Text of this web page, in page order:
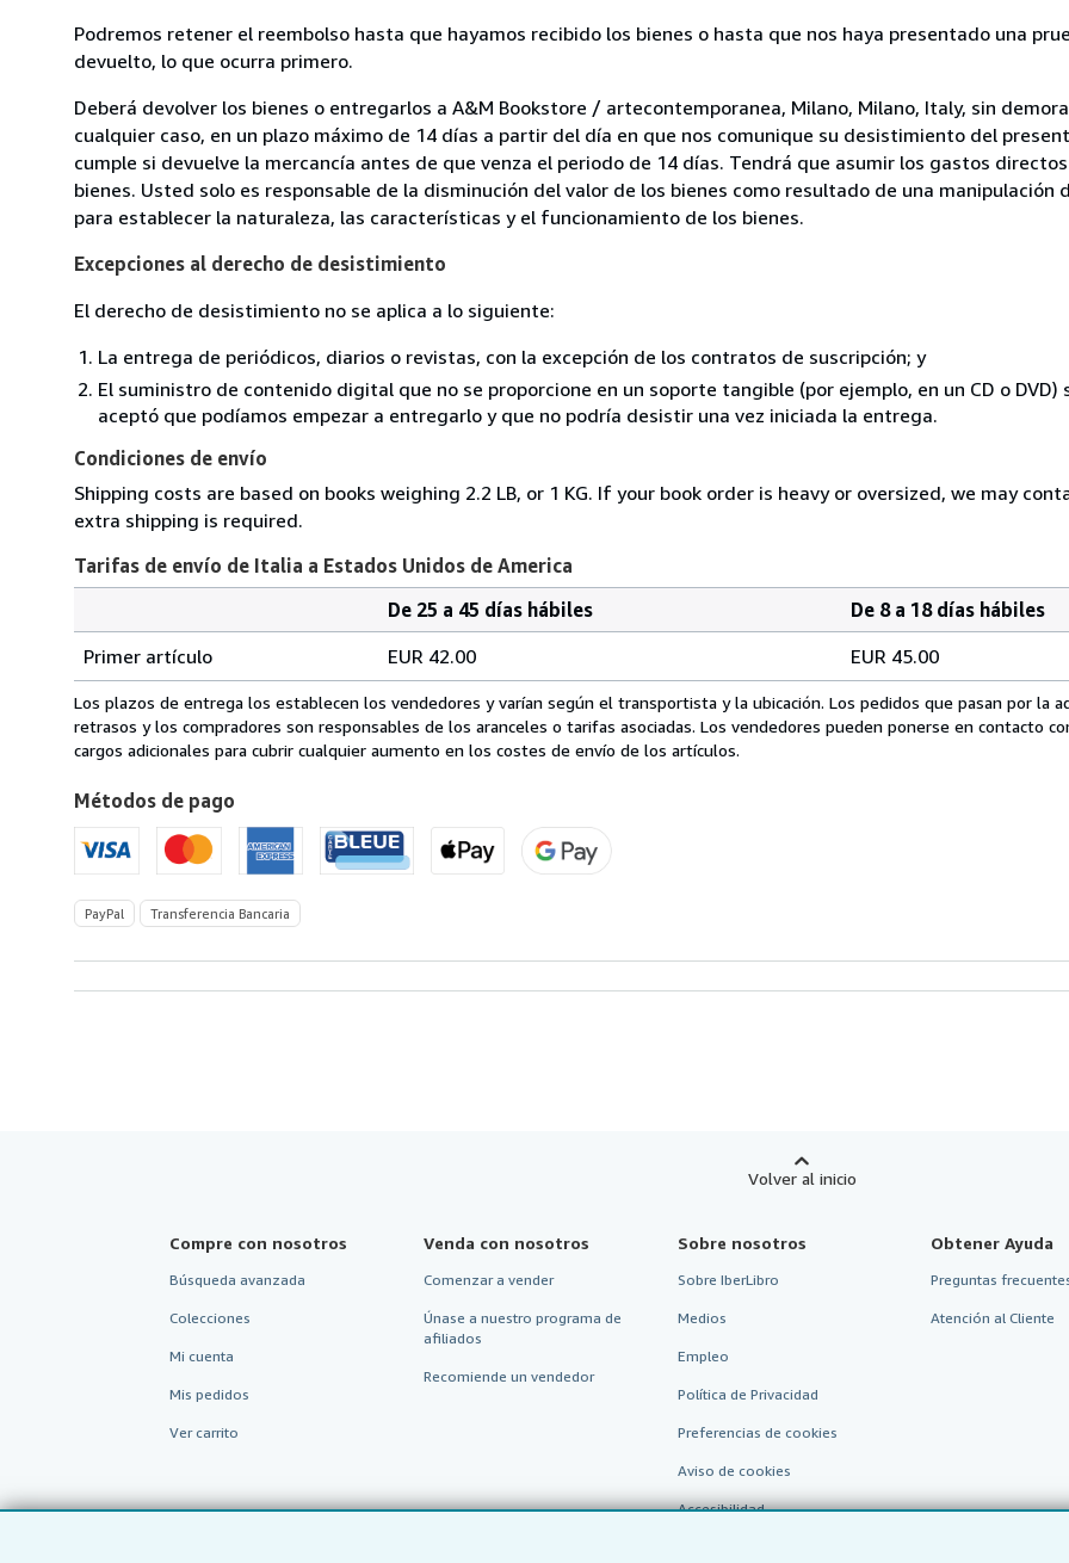
Podremos retener el reembolso hasta que hayamos recibido los bienes o hasta que nos haya presentado una
devuelto, lo que ocurra primero.
Deberá devolver los bienes o entregarlos a A&M Bookstore / artecontemporanea, Milano, Milano, Italy, sin
cualquier caso, en un plazo máximo de 14 días a partir del día en que nos comunique su desistimiento del
cumple si devuelve la mercancía antes de que venza el periodo de 14 días. Tendrá que asumir los gastos
bienes. Usted solo es responsable de la disminución del valor de los bienes como resultado de una manipulación
para establecer la naturaleza, las características y el funcionamiento de los bienes.
Excepciones al derecho de desistimiento
El derecho de desistimiento no se aplica a lo siguiente:
La entrega de periódicos, diarios o revistas, con la excepción de los contratos de suscripción; y
El suministro de contenido digital que no se proporcione en un soporte tangible (por ejemplo, en un CD o DVD)
aceptó que podíamos empezar a entregarlo y que no podría desistir una vez iniciada la entrega.
Condiciones de envío
Shipping costs are based on books weighing 2.2 LB, or 1 KG. If your book order is heavy or oversized, we may
extra shipping is required.
Tarifas de envío de Italia a Estados Unidos de America
de
envío
de
Italia
Estados
Unidos
de
America
pedido
De 25 a 45 días hábiles
De 8 a 18 días hábiles
Primer artículo
EUR 42.00 EUR 45.00
Los plazos de entrega los establecen los vendedores y varían según el transportista y la ubicación. Los pedidos que pasan por la
retrasos y los compradores son responsables de los aranceles o tarifas asociadas. Los vendedores pueden ponerse en contacto
cargos adicionales para cubrir cualquier aumento en los costes de envío de los artículos.
Métodos de pago
PayPal Transferencia Bancaria
Volver al inicio
Compre con nosotros
Búsqueda avanzada
Colecciones
Mi cuenta
Mis pedidos
Ver carrito
Venda con nosotros
Comenzar a vender
Únase a nuestro programa de
afiliados
Recomiende un vendedor
Sobre nosotros
Sobre IberLibro
Medios
Empleo
Política de Privacidad
Preferencias de cookies
Aviso de cookies
Accesibilidad
Obtener Ayuda
Preguntas
Atención al Cliente